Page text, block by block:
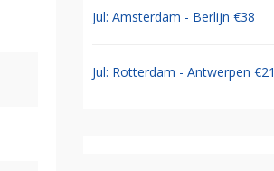
Jul: Amsterdam - Berlijn €38
Jul: Rotterdam - Antwerpen €21